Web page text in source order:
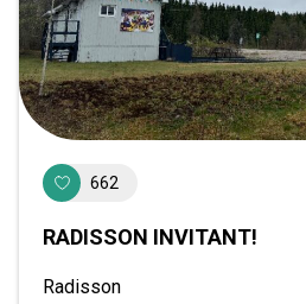
662
RADISSON INVITANT!
Radisson